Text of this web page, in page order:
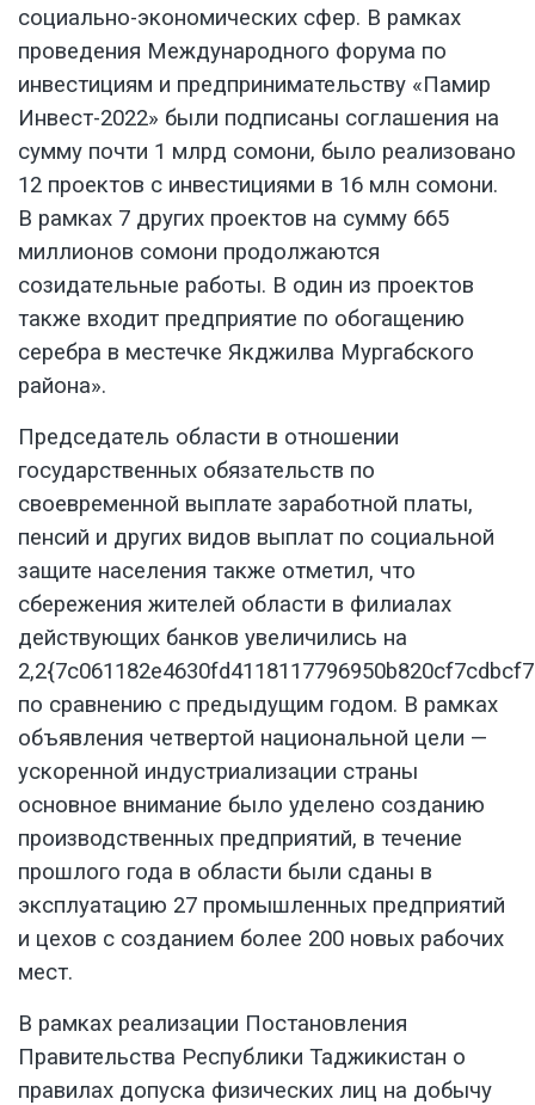
социально-экономических сфер. В рамках
проведения Международного форума по
инвестициям и предпринимательству «Памир
Инвест-2022» были подписаны соглашения на
сумму почти 1 млрд сомони, было реализовано
12 проектов с инвестициями в 16 млн сомони.
В рамках 7 других проектов на сумму 665
миллионов сомони продолжаются
созидательные работы. В один из проектов
также входит предприятие по обогащению
серебра в местечке Якджилва Мургабского
района».
Председатель области в отношении
государственных обязательств по
своевременной выплате заработной платы,
пенсий и других видов выплат по социальной
защите населения также отметил, что
сбережения жителей области в филиалах
действующих банков увеличились на
по сравнению с предыдущим годом. В рамках
объявления четвертой национальной цели —
ускоренной индустриализации страны
основное внимание было уделено созданию
производственных предприятий, в течение
прошлого года в области были сданы в
эксплуатацию 27 промышленных предприятий
и цехов с созданием более 200 новых рабочих
мест.
В рамках реализации Постановления
Правительства Республики Таджикистан о
правилах допуска физических лиц на добычу